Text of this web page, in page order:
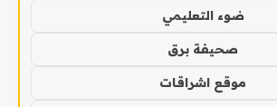
ضوء التعليمي
صحيفة برق
موقع اشراقات